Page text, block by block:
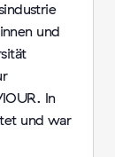
und
In
und war